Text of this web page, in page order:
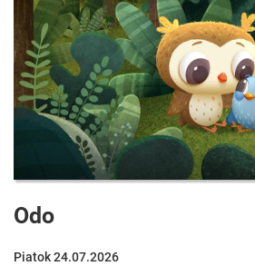
Odo
Piatok 24.07.2026